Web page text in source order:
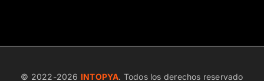
© 2022-2026 INTOPYA. Todos los derechos reservado